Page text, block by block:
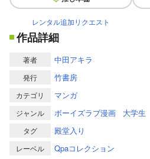
レンタル追加リクエスト
作品詳細
著者 中田アキラ
発行 竹書房
カテゴリ マンガ
ジャンル ボーイズラブ漫画 大学生
タグ 殿堂入り
レーベル Qpaコレクション